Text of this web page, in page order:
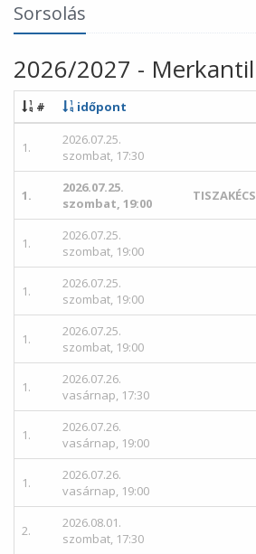
Sorsolás
2026/2027 -
# időpont
1.
2026.07.25.
szombat, 17:30
1.
2026.07.25.
szombat, 19:00
1.
2026.07.25.
szombat, 19:00
1.
2026.07.25.
szombat, 19:00
1.
2026.07.25.
szombat, 19:00
1.
2026.07.26.
vasárnap, 17:30
1.
2026.07.26.
vasárnap, 19:00
1.
2026.07.26.
vasárnap, 19:00
2.
2026.08.01.
szombat, 17:30